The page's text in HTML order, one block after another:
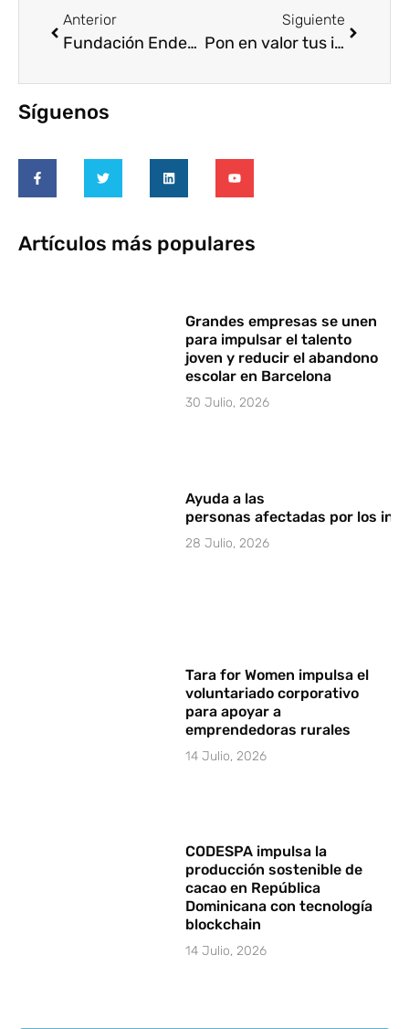
Anterior
Fundación Endesa celebra su 3ª edición del Campus Jóvenes Solidarios
Siguiente
Pon en valor tus iniciativas responsables en el 21 Anuario Corresponsables
Síguenos
Artículos más populares
Grandes empresas se unen
para impulsar el talento
joven y reducir el abandono
escolar en Barcelona
30 Julio, 2026
Ayuda a las
personas afectadas por los
28 Julio, 2026
Tara for Women impulsa el
voluntariado corporativo
para apoyar a
emprendedoras rurales
14 Julio, 2026
CODESPA impulsa la
producción sostenible de
cacao en República
Dominicana con tecnología
blockchain
14 Julio, 2026